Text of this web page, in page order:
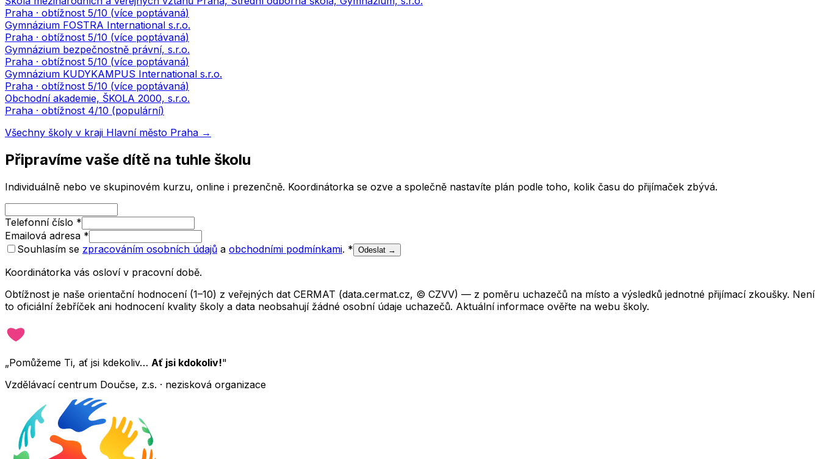
Praha · obtížnost 5/10 (více poptávaná)
Gymnázium FOSTRA International s.r.o.
Praha · obtížnost 5/10 (více poptávaná)
Gymnázium bezpečnostně právní, s.r.o.
Praha · obtížnost 5/10 (více poptávaná)
Gymnázium KUDYKAMPUS International s.r.o.
Praha · obtížnost 5/10 (více poptávaná)
Obchodní akademie, ŠKOLA 2000, s.r.o.
Praha · obtížnost 4/10 (populární)
Všechny školy v kraji Hlavní město Praha →
Připravíme vaše dítě na tuhle školu
Individuálně nebo ve skupinovém kurzu, online i prezenčně. Koordinátorka se ozve a společně nastavíte plán podle toho, kolik času do přijímaček zbývá.
Telefonní číslo *
Emailová adresa *
Souhlasím se zpracováním osobních údajů a obchodními podmínkami. * Odeslat →
Koordinátorka vás osloví v pracovní době.
Obtížnost je naše orientační hodnocení (1–10) z veřejných dat CERMAT (data.cermat.cz, © CZVV) — z poměru uchazečů na místo a výsledků jednotné přijímací zkoušky. Není
to oficiální žebříček ani hodnocení kvality školy a data neobsahují žádné osobní údaje uchazečů. Aktuální informace ověřte na webu školy.
„Pomůžeme Ti, ať jsi kdekoliv… Ať jsi kdokoliv!"
Vzdělávací centrum Doučse, z.s. · nezisková organizace